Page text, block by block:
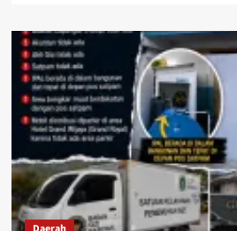
Semangat
Gotong
Royong
Hari
Bhayangkara
ke-
80,
Rumah
Baru
Milik
Sojo
Akhirnya